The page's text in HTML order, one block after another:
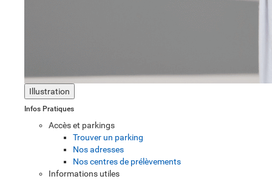
Illustration
Infos Pratiques
Accès et parkings
Trouver un parking
Nos adresses
Nos centres de prélèvements
Informations utiles